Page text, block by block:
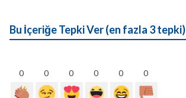
Bu İçeriğe Tepki Ver (en fazla 3 tepki)
0 0 0 0 0 0